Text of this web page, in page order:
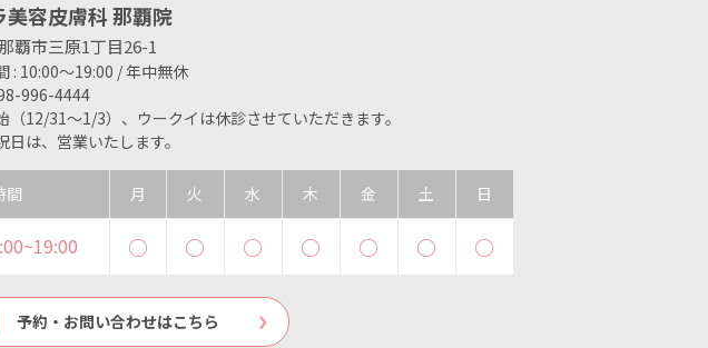
美容皮膚科 那覇院
覇市三原1丁目26-1
: 10:00～19:00 / 年中無休
996-4444
（12/31〜1/3）、ウークイは休診させていただきます。
日は、営業いたします。
間 月 火 水 木 金 土 日
○ ○ ○ ○ ○ ○ ○
予約・お問い合わせはこちら